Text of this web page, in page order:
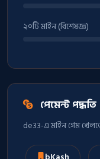
২০টি মাইন (বিশেষজ্ঞ)
পেমেন্ট পদ্ধতি
de33-এ মাইন গেম